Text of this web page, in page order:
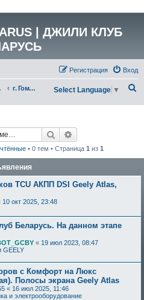
| ДЖИЛИ КЛУБ
Вход
Регистрация
г. Гомель Select Language ▼
Поиск
• 0 тем • Страница 1 из 1
TCU АКПП DSI Geely Atlas,
10 окт 2025, 23:48
Беларусь. На данном этапе
« 19 июл 2023, 08:47
GEELY
с Комфорт на Люкс
Полосы экрана Geely Atlas
« 16 июл 2025, 11:46
и электрооборудование